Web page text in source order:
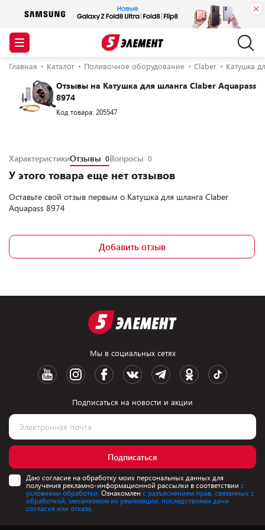
Главная Каталог Поливочное оборудование Claber Катушка
Отзывы на Катушка для шланга Claber Aquapass
8974
Код товара: 205547
ХарактеристикиОтзывы 0Вопросы 0
У этого товара еще нет отзывов
Оставьте свой отзыв первым о Катушка для шланга Claber
Aquapass 8974
Добавить отзыв
Мы в социальных сетях
Подписаться на новости и акции
Подписаться
Даю согласие на обработку моих персональных данных для
получения рекламно-информационной рассылки в соответствии с
условиями обработки. Ознакомлен с разъяснением прав, связанных с
обработкой, механизмом их реализации, последствиями дачи
согласия или отказа.